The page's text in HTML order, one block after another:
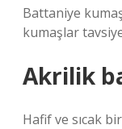
Battaniye
kumaşlar
Akrilik
Hafif ve sıcak